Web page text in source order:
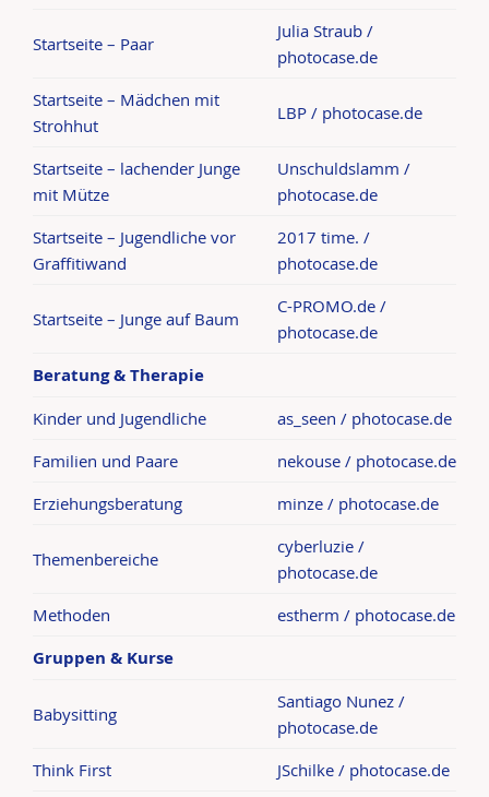
Startseite – Paar
Julia Straub /
photocase.de
Startseite – Mädchen mit
Strohhut
LBP / photocase.de
Startseite – lachender Junge
mit Mütze
Unschuldslamm /
photocase.de
Startseite – Jugendliche vor
Graffitiwand
2017 time. /
photocase.de
Startseite – Junge auf Baum
C-PROMO.de /
photocase.de
Beratung & Therapie
Kinder und Jugendliche
as_seen / photocase.de
Familien und Paare
nekouse / photocase.de
Erziehungsberatung
minze / photocase.de
Themenbereiche
cyberluzie /
photocase.de
Methoden
estherm / photocase.de
Gruppen & Kurse
Babysitting
Santiago Nunez /
photocase.de
Think First
JSchilke / photocase.de